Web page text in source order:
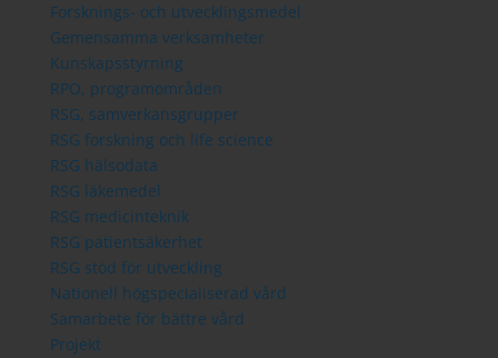
Forsknings- och utvecklingsmedel
Gemensamma verksamheter
Kunskapsstyrning
RPO, programområden
RSG, samverkansgrupper
RSG forskning och life science
RSG hälsodata
RSG läkemedel
RSG medicinteknik
RSG patientsäkerhet
RSG stöd för utveckling
Nationell högspecialiserad vård
Samarbete för bättre vård
Projekt